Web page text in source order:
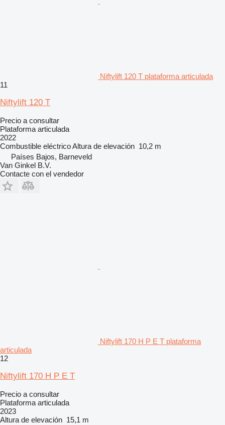
Niftylift 120 T plataforma articulada
11
Niftylift 120 T
Precio a consultar
Plataforma articulada
2022
Combustible eléctricoAltura de elevación 10,2 m
Países Bajos, Barneveld
Van Ginkel B.V.
Contacte con el vendedor
Niftylift 170 H P E T plataforma
articulada
12
Niftylift 170 H P E T
Precio a consultar
Plataforma articulada
2023
Altura de elevación 15,1 m